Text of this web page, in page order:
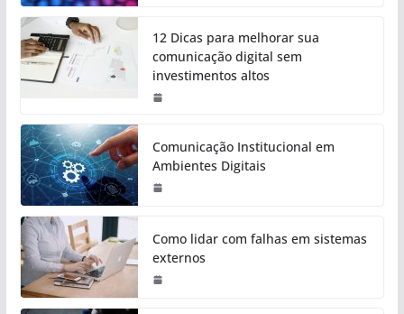
12 Dicas para melhorar sua
comunicação digital sem
investimentos altos
Comunicação Institucional em
Ambientes Digitais
Como lidar com falhas em sistemas
externos